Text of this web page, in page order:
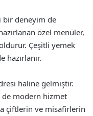
bir deneyim de
özel menüler,
Çeşitli yemek
haline gelmiştir.
de modern hizmet
çiftlerin ve misafirlerin